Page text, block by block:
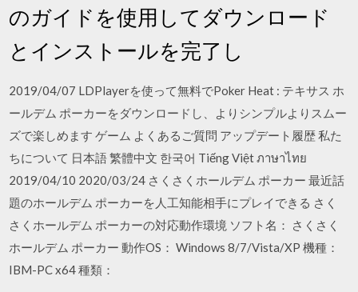
のガイドを使用してダウンロード
とインストールを完了し
2019/04/07 LDPlayerを使って無料でPoker Heat : テキサス ホ
ールデム ポーカーをダウンロードし、よりシンプルよりスムー
ズで楽しめます ゲーム よくあるご質問 アップデート履歴 私た
ちについて 日本語 繁體中文 한국어 Tiếng Việt ภาษาไทย
2019/04/10 2020/03/24 さくさくホールデム ポーカー 最近話
題のホールデム ポーカーを人工知能相手にプレイできる さく
さくホールデム ポーカーの対応動作環境 ソフト名： さくさく
ホールデム ポーカー 動作OS： Windows 8/7/Vista/XP 機種：
IBM-PC x64 種類：